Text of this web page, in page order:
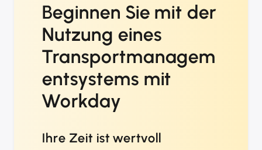
Beginnen Sie mit der
Nutzung eines
Transportmanagem
entsystems mit
Workday
Ihre Zeit ist wertvoll